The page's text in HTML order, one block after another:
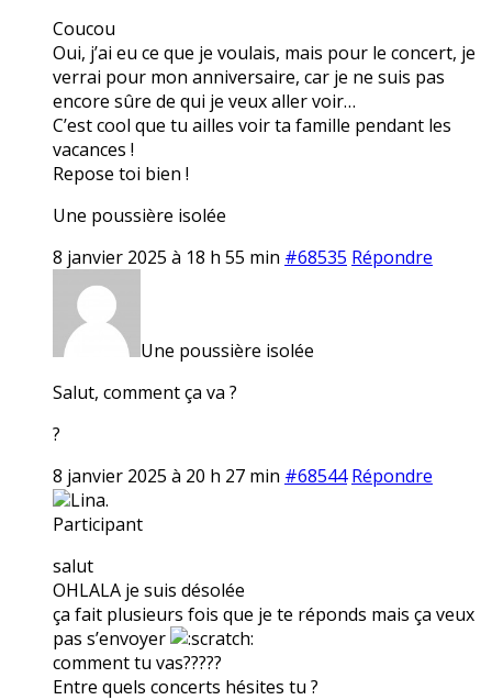
Coucou
Oui, j’ai eu ce que je voulais, mais pour le concert, je
verrai pour mon anniversaire, car je ne suis pas
encore sûre de qui je veux aller voir…
C’est cool que tu ailles voir ta famille pendant les
vacances !
Repose toi bien !
Une poussière isolée
8 janvier 2025 à 18 h 55 min #68535 Répondre
Une poussière isolée
Salut, comment ça va ?
?
8 janvier 2025 à 20 h 27 min #68544 Répondre
Lina.
Participant
salut
OHLALA je suis désolée
ça fait plusieurs fois que je te réponds mais ça veux
pas s’envoyer
comment tu vas?????
Entre quels concerts hésites tu ?